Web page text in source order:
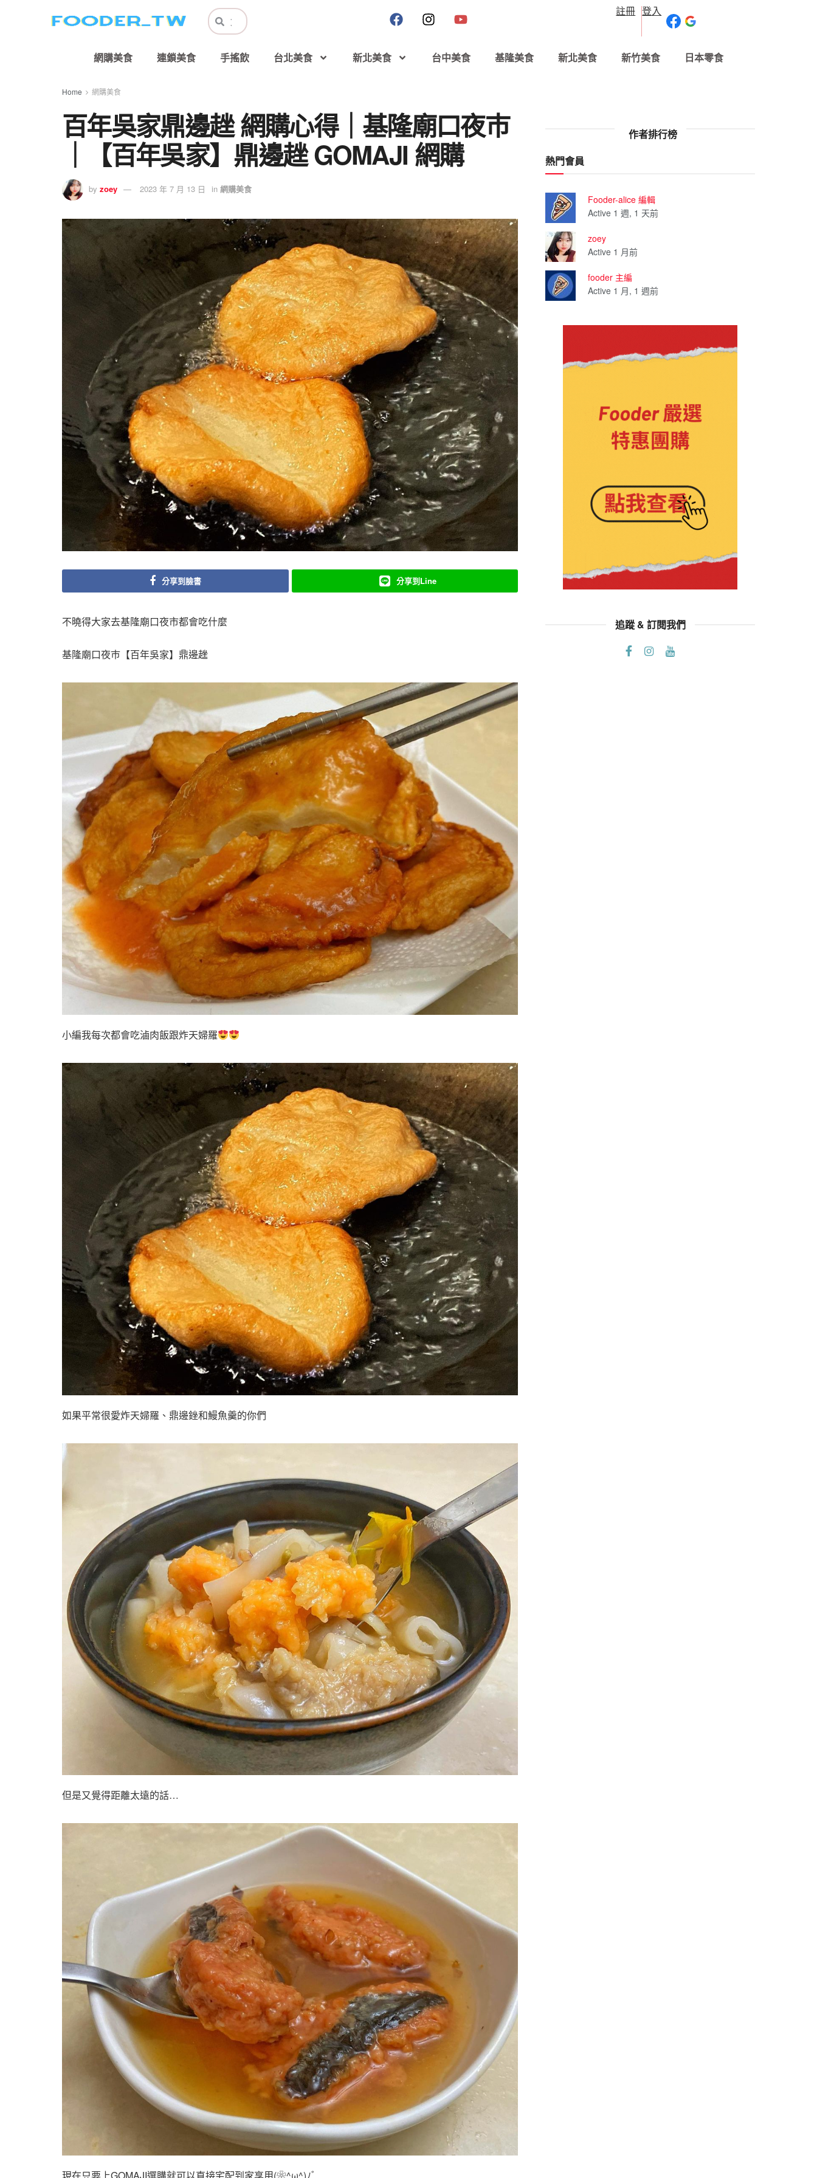
註冊 登入
網購美食 連鎖美食 手搖飲 台北美食 新北美食 台中美食 基隆美食 新北美食 新竹美食 日本零食
Home 網購美食
百年吳家鼎邊趖 網購心得｜基隆廟口夜巿
｜【百年吳家】鼎邊趖 GOMAJI 網購
by zoey 2023 年 7 月 13 日 in 網購美食
分享到臉書 分享到Line
不曉得大家去基隆廟口夜市都會吃什麼
基隆廟口夜巿【百年吳家】鼎邊趖
小編我每次都會吃滷肉飯跟炸天婦羅
如果平常很愛炸天婦羅、鼎邊銼和鰻魚羹的你們
但是又覺得距離太遠的話…
作者排行榜
熱門會員
Fooder-alice 編輯
Active 1 週, 1 天前
zoey
Active 1 月前
fooder 主編
Active 1 月, 1 週前
追蹤 & 訂閱我們